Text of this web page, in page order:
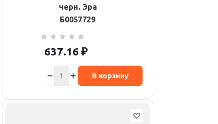
черн. Эра
Б0057729
637.16 ₽
В корзину